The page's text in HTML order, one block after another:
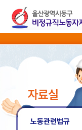
자료실
노동관련법규